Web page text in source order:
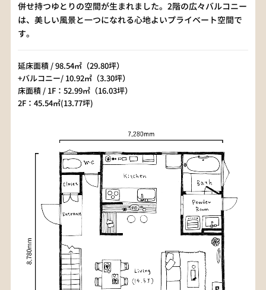
併せ持つゆとりの空間が生まれました。2階の広々バルコニー
は、美しい風景と一つになれる心地よいプライベート空間で
す。
延床面積 / 98.54㎡（29.80坪）
+バルコニー/ 10.92㎡（3.30坪）
床面積 / 1F：52.99㎡（16.03坪）
2F：45.54㎡(13.77坪)